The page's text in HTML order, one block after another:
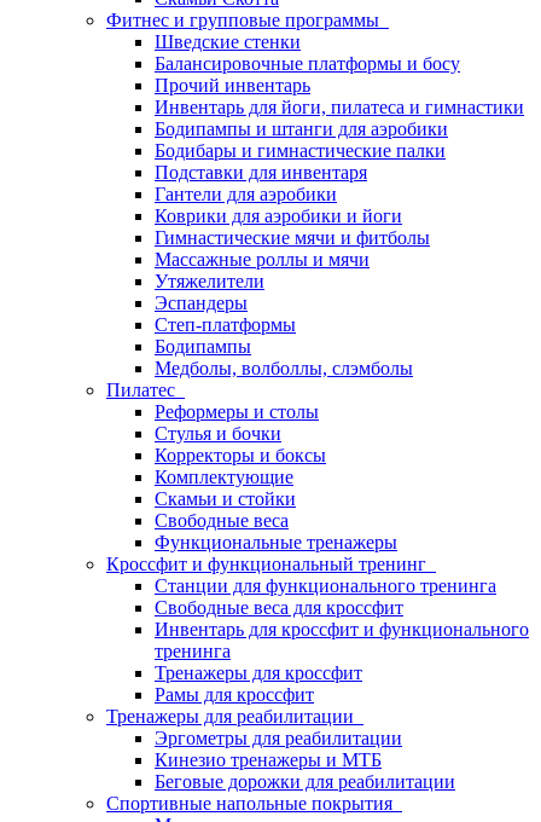
Фитнес и групповые программы
Шведские стенки
Балансировочные платформы и босу
Прочий инвентарь
Инвентарь для йоги, пилатеса и гимнастики
Бодипампы и штанги для аэробики
Бодибары и гимнастические палки
Подставки для инвентаря
Гантели для аэробики
Коврики для аэробики и йоги
Гимнастические мячи и фитболы
Массажные роллы и мячи
Утяжелители
Эспандеры
Степ-платформы
Бодипампы
Медболы, волболлы, слэмболы
Пилатес
Реформеры и столы
Стулья и бочки
Корректоры и боксы
Комплектующие
Скамьи и стойки
Свободные веса
Функциональные тренажеры
Кроссфит и функциональный тренинг
Станции для функционального тренинга
Свободные веса для кроссфит
Инвентарь для кроссфит и функционального
тренинга
Тренажеры для кроссфит
Рамы для кроссфит
Тренажеры для реабилитации
Эргометры для реабилитации
Кинезио тренажеры и МТБ
Беговые дорожки для реабилитации
Спортивные напольные покрытия